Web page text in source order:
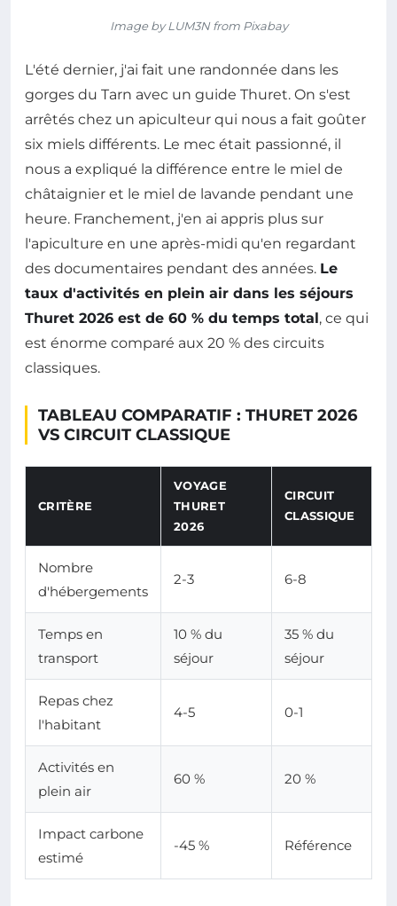
Image by LUM3N from Pixabay
L'été dernier, j'ai fait une randonnée dans les
gorges du Tarn avec un guide Thuret. On s'est
arrêtés chez un apiculteur qui nous a fait goûter
six miels différents. Le mec était passionné, il
nous a expliqué la différence entre le miel de
châtaignier et le miel de lavande pendant une
heure. Franchement, j'en ai appris plus sur
l'apiculture en une après-midi qu'en regardant
des documentaires pendant des années. Le
taux d'activités en plein air dans les séjours
Thuret 2026 est de 60 % du temps total, ce qui
est énorme comparé aux 20 % des circuits
classiques.
TABLEAU COMPARATIF : THURET 2026
VS CIRCUIT CLASSIQUE
CRITÈRE
VOYAGE
THURET
2026
CIRCUIT
CLASSIQUE
Nombre
d'hébergements
2-3 6-8
Temps en
transport
10 % du
séjour
35 % du
séjour
Repas chez
l'habitant
4-5 0-1
Activités en
plein air
60 % 20 %
Impact carbone
estimé
-45 % Référence